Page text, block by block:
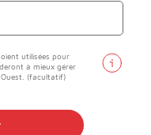
utilisées pour
à mieux gérer
(facultatif)